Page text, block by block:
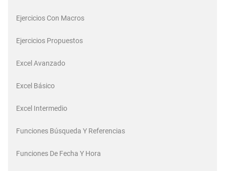
Ejercicios Con Macros
Ejercicios Propuestos
Excel Avanzado
Excel Básico
Excel Intermedio
Funciones Búsqueda Y Referencias
Funciones De Fecha Y Hora